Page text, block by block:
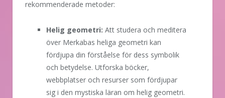
rekommenderade metoder:
Helig geometri: Att studera och meditera
över Merkabas heliga geometri kan
fördjupa din förståelse för dess symbolik
och betydelse. Utforska böcker,
webbplatser och resurser som fördjupar
sig i den mystiska läran om helig geometri.